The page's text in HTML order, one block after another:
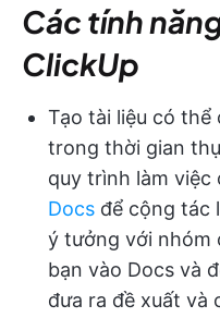
Các tính
ClickUp
Tạo tài liệu có thể
trong thời gian
quy trình làm việc
Docs để cộng tác
ý tưởng với nhóm
bạn vào Docs và
đưa ra đề xuất và